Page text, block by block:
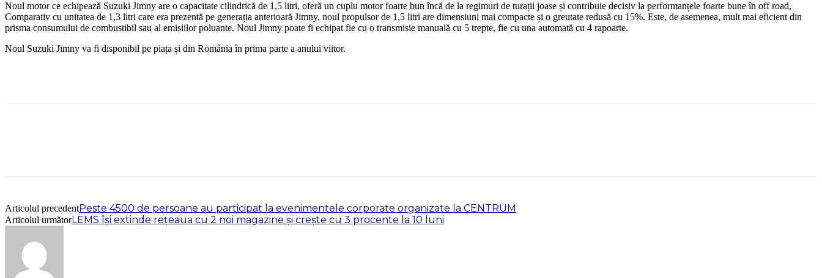
Noul motor ce echipează Suzuki Jimny are o capacitate cilindrică de 1,5 litri, oferă un cuplu motor foarte bun încă de la regimuri de turații joase și contribuie decisiv la performanțele foarte bune în off road,
Comparativ cu unitatea de 1,3 litri care era prezentă pe generația anterioară Jimny, noul propulsor de 1,5 litri are dimensiuni mai compacte și o greutate redusă cu 15%. Este, de asemenea, mult mai eficient din
prisma consumului de combustibil sau al emisiilor poluante. Noul Jimny poate fi echipat fie cu o transmisie manuală cu 5 trepte, fie cu una automată cu 4 rapoarte.
Noul Suzuki Jimny va fi disponibil pe piața și din România în prima parte a anului viitor.
Articolul precedentPeste 4500 de persoane au participat la evenimentele corporate organizate la CENTRUM
Articolul următorLEMS își extinde rețeaua cu 2 noi magazine și crește cu 3 procente la 10 luni